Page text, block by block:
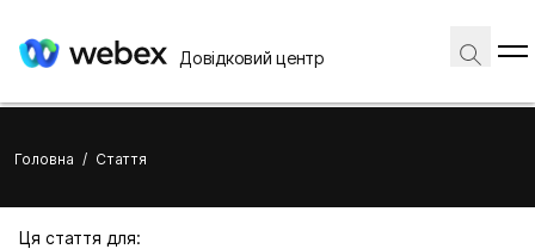
Довідковий центр
Головна / Стаття
Ця стаття для: